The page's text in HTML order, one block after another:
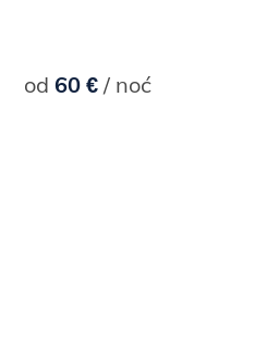
od 60 €/ noć